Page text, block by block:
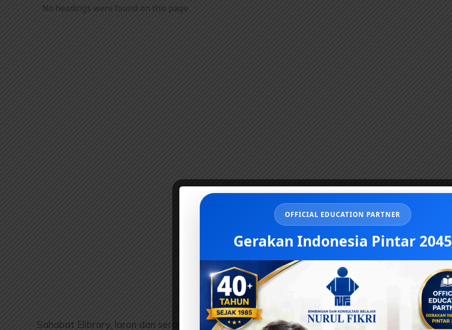
No headings were found on this page.
Sahabat Elibrary, laron dan serangga lain sering terbang mendekati cahaya lampu.
OFFICIAL EDUCATION PARTNER
Gerakan Indonesia Pintar 2045